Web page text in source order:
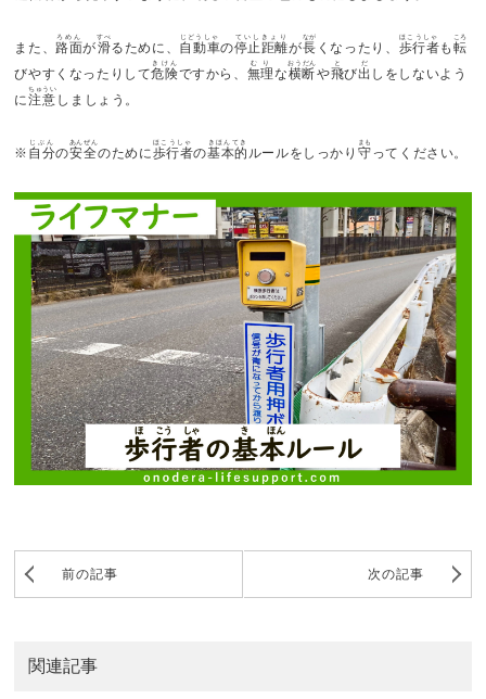
また、路面
ろめん
が滑
すべ
るために、 自動車
じどうしゃ
の停止距離
ていしきょり
が長
なが
くなったり、 歩行者
ほこうしゃ
も 転
ころ
びやすくなったりして危険
きけん
ですから、 無理
むり
な横断
おうだん
や飛
と
び出
だ
しをしないよう
に注意
ちゅうい
しましょう。
※ 自分
じぶん
の安全
あんぜん
のために歩行者
ほこうしゃ
の基本的
きほんてき
ルールをしっかり 守
まも
ってください。
前の記事 次の記事
関連記事